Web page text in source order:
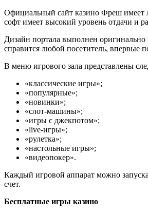
Официальный сайт казино Фреш имеет
софт имеет высокий уровень отдачи и
Дизайн портала выполнен
справится любой посетитель, впервые
В меню игрового зала представлены
«классические игры»;
«популярные»;
«новинки»;
«слот-машины»;
«игры с джекпотом»;
«live-игры»;
«рулетка»;
«настольные игры»;
«видеопокер».
Каждый игровой аппарат можно
счет.
Бесплатные игры казино